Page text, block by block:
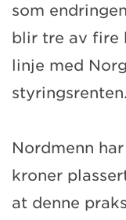
som
blir tre av fire
linje med
Nordmenn
kroner
at denne